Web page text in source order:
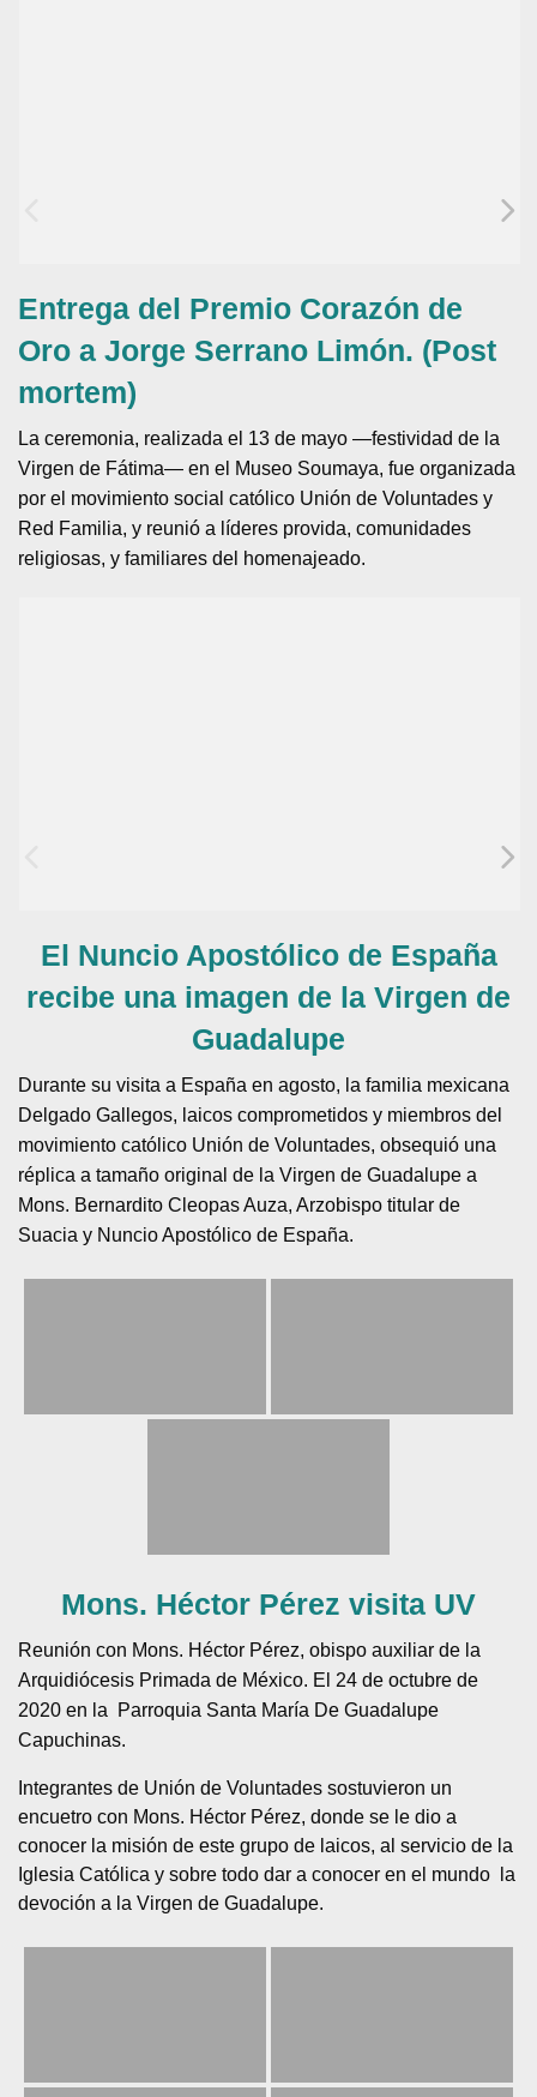
Entrega del Premio Corazón de
Oro a Jorge Serrano Limón. (Post
mortem)
La ceremonia, realizada el 13 de mayo —festividad de la
Virgen de Fátima— en el Museo Soumaya, fue organizada
por el movimiento social católico Unión de Voluntades y
Red Familia, y reunió a líderes provida, comunidades
religiosas, y familiares del homenajeado.
El Nuncio Apostólico de España
recibe una imagen de la Virgen de
Guadalupe
Durante su visita a España en agosto, la familia mexicana
Delgado Gallegos, laicos comprometidos y miembros del
movimiento católico Unión de Voluntades, obsequió una
réplica a tamaño original de la Virgen de Guadalupe a
Mons. Bernardito Cleopas Auza, Arzobispo titular de
Suacia y Nuncio Apostólico de España.
Mons. Héctor Pérez visita UV
Reunión con Mons. Héctor Pérez, obispo auxiliar de la
Arquidiócesis Primada de México. El 24 de octubre de
2020 en la Parroquia Santa María De Guadalupe
Capuchinas.
Integrantes de Unión de Voluntades sostuvieron un
encuetro con Mons. Héctor Pérez, donde se le dio a
conocer la misión de este grupo de laicos, al servicio de la
Iglesia Católica y sobre todo dar a conocer en el mundo la
devoción a la Virgen de Guadalupe.